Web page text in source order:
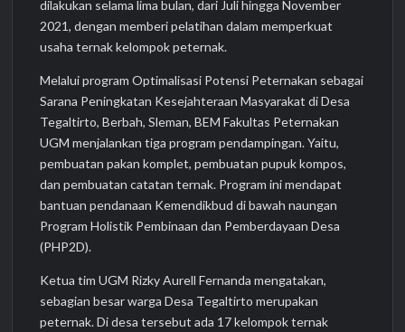
dilakukan selama lima bulan, dari Juli hingga November
2021, dengan memberi pelatihan dalam memperkuat
usaha ternak kelompok peternak.
Melalui program Optimalisasi Potensi Peternakan sebagai
Sarana Peningkatan Kesejahteraan Masyarakat di Desa
Tegaltirto, Berbah, Sleman, BEM Fakultas Peternakan
UGM menjalankan tiga program pendampingan. Yaitu,
pembuatan pakan komplet, pembuatan pupuk kompos,
dan pembuatan catatan ternak. Program ini mendapat
bantuan pendanaan Kemendikbud di bawah naungan
Program Holistik Pembinaan dan Pemberdayaan Desa
(PHP2D).
Ketua tim UGM Rizky Aurell Fernanda mengatakan,
sebagian besar warga Desa Tegaltirto merupakan
peternak. Di desa tersebut ada 17 kelompok ternak